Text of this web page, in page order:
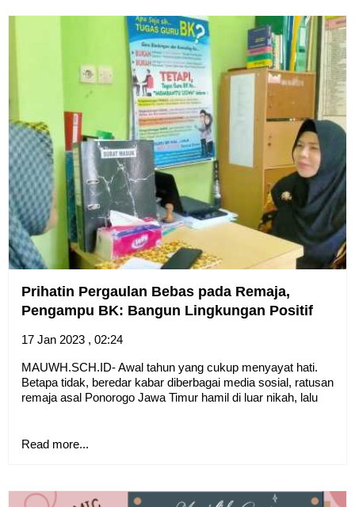
Prihatin Pergaulan Bebas pada Remaja,
Pengampu BK: Bangun Lingkungan Positif
17 Jan 2023 , 02:24
MAUWH.SCH.ID- Awal tahun yang cukup menyayat hati.
Betapa tidak, beredar kabar diberbagai media sosial, ratusan
remaja asal Ponorogo Jawa Timur hamil di luar nikah, lalu
Read more...